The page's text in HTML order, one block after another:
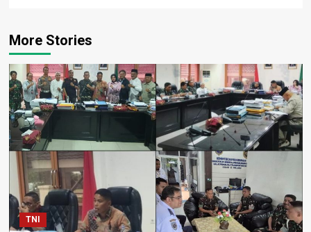
More Stories
TNI